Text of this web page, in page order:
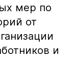
мер по
от
и